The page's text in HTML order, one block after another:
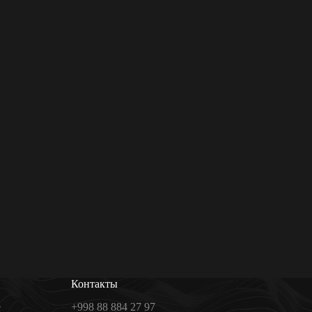
Контакты
+998 88 884 27 97